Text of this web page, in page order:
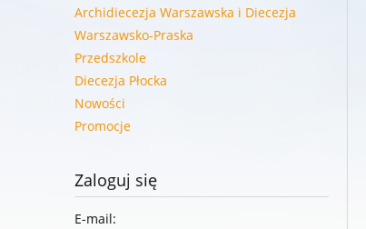
Archidiecezja Warszawska i Diecezja
Warszawsko-Praska
Przedszkole
Diecezja Płocka
Nowości
Promocje
Zaloguj się
E-mail: